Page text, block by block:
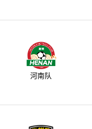
河南队